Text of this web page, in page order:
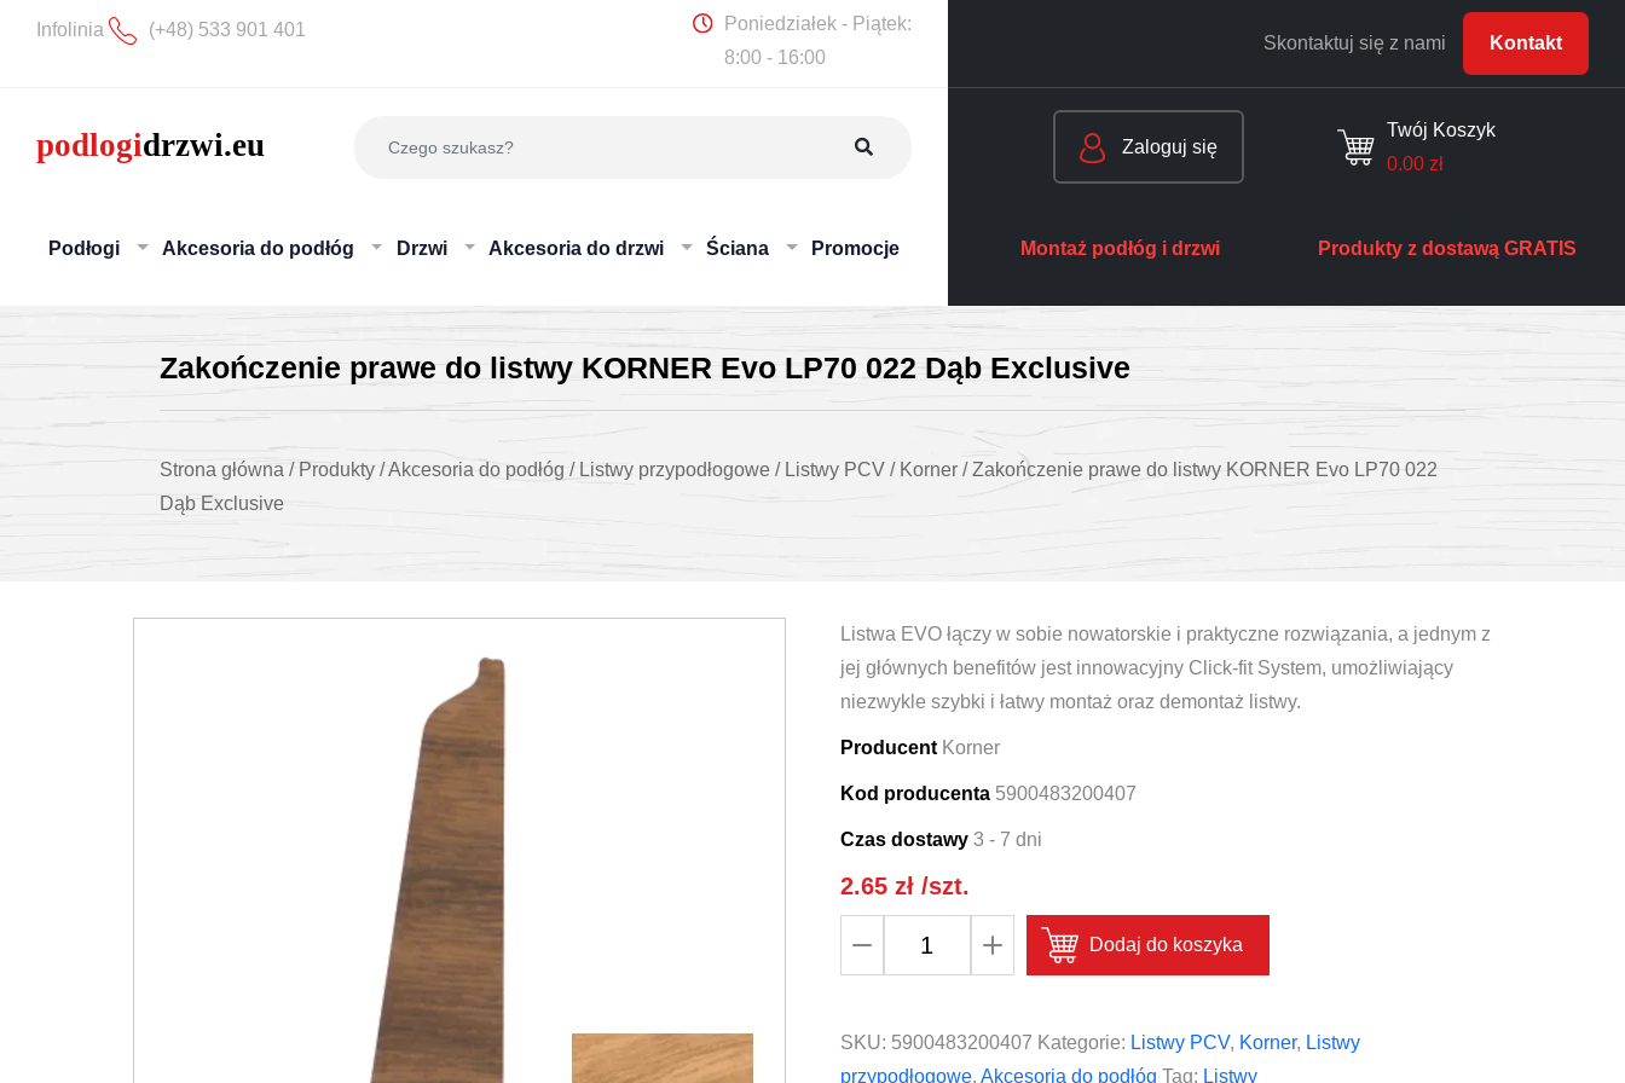
Infolinia (+48) 533 901 401
Poniedziałek - Piątek:
8:00 - 16:00
Skontaktuj się z nami Kontakt
Podłogi Akcesoria do podłóg Drzwi Akcesoria do drzwi Ściana Promocje
Zaloguj się
Twój Koszyk
0.00 zł
Montaż podłóg i drzwi Produkty z dostawą GRATIS
Zakończenie prawe do listwy KORNER Evo LP70 022 Dąb Exclusive
Strona główna / Produkty /Akcesoria do podłóg / Listwy przypodłogowe / Listwy PCV / Korner /Zakończenie prawe do listwy KORNER Evo LP70 022
Dąb Exclusive
Listwa EVO łączy w sobie nowatorskie i praktyczne rozwiązania, a jednym z
jej głównych benefitów jest innowacyjny Click-fit System, umożliwiający
niezwykle szybki i łatwy montaż oraz demontaż listwy.
Producent Korner
Kod producenta 5900483200407
Czas dostawy 3 - 7 dni
2.65 zł/szt.
do
Dodaj do koszyka
SKU: 5900483200407 Kategorie: Listwy PCV, Korner, Listwy
przypodłogowe, Akcesoria do podłóg Tag: Listwy